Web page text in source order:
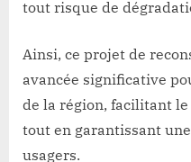
tout risque de
Ainsi, ce projet de
avancée significative
de la région, facilitant
tout en garantissant
usagers.